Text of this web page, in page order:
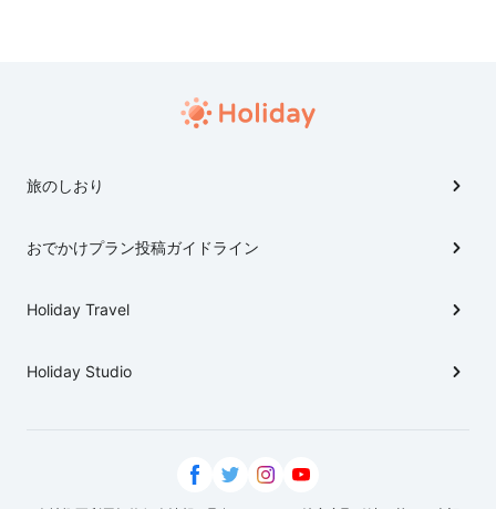
旅のしおり
おでかけプラン投稿ガイドライン
Holiday Travel
Holiday Studio